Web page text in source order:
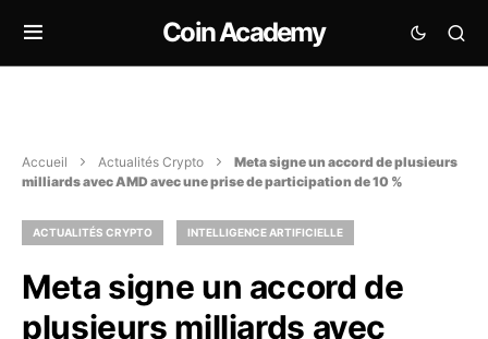
Coin Academy
Accueil Actualités Crypto
Meta signe un accord de plusieurs
milliards avec AMD avec une prise de participation de 10 %
ACTUALITÉS CRYPTO INTELLIGENCE ARTIFICIELLE
Meta signe un accord de
plusieurs milliards avec